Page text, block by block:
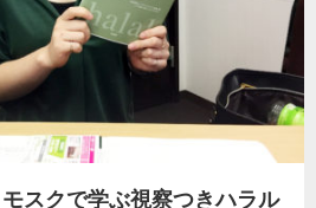
スクで学ぶ視察つきハラル